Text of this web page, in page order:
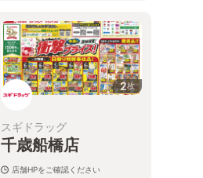
2枚
スギドラッグ
千歳船橋店
店舗HPをご確認ください